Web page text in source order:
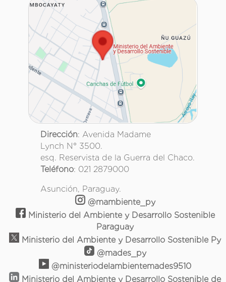
Dirección: Avenida Madame
Lynch N° 3500.
esq. Reservista de la Guerra del Chaco.
Teléfono: 021 2879000
Asunción, Paraguay.
@mambiente_py
Ministerio del Ambiente y Desarrollo Sostenible
Paraguay
Ministerio del Ambiente y Desarrollo Sostenible Py
@mades_py
@ministeriodelambientemades9510
Ministerio del Ambiente y Desarrollo Sostenible de